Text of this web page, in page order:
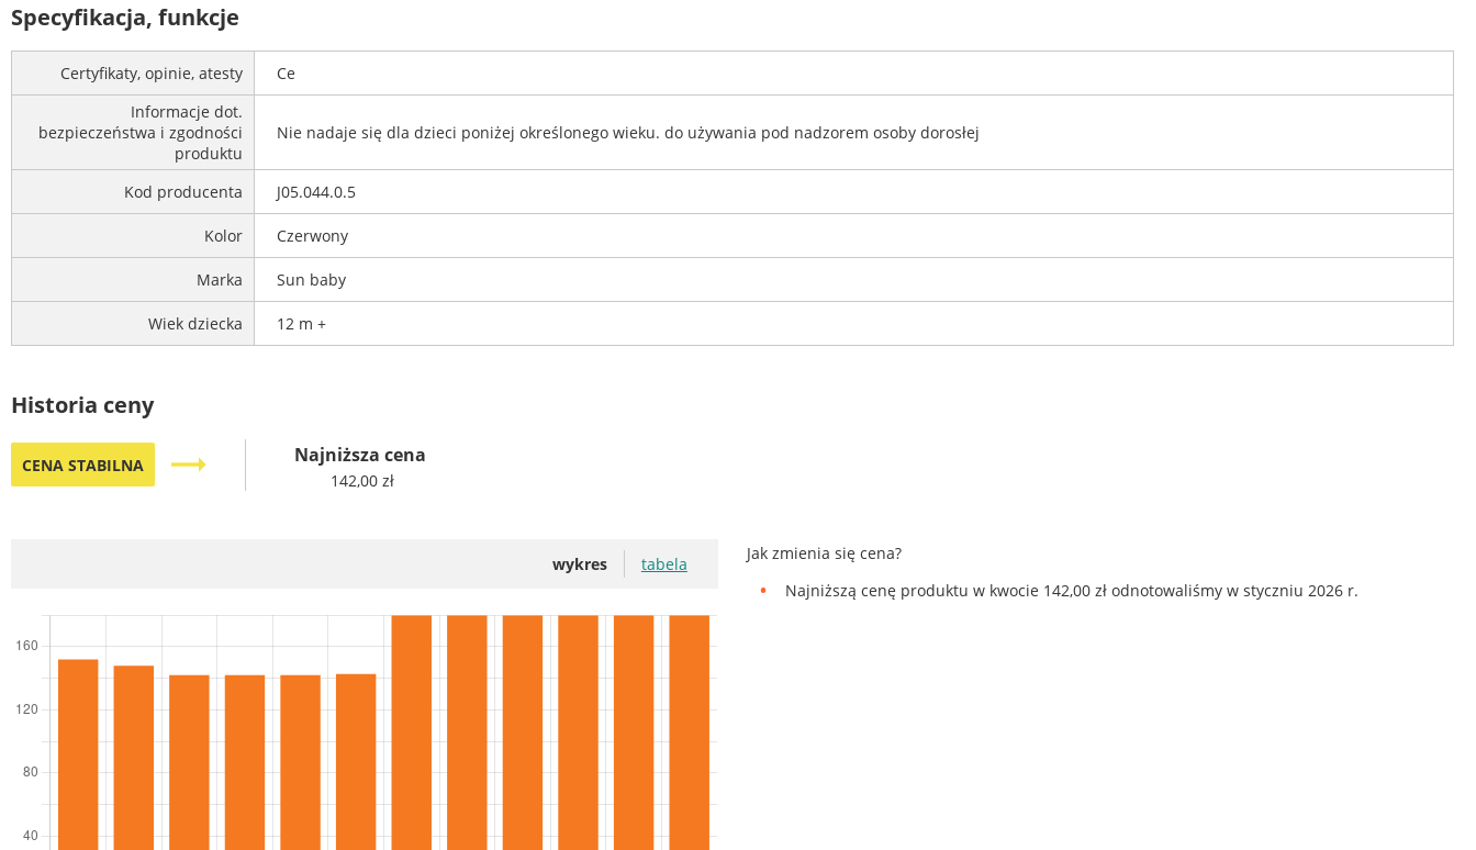
Specyfikacja, funkcje
Certyfikaty, opinie, atesty
Ce
Informacje dot.
bezpieczeństwa i zgodności
produktu
Nie nadaje się dla dzieci poniżej określonego wieku. do używania pod nadzorem osoby dorosłej
Kod producenta J05.044.0.5
Kolor Czerwony
Marka Sun baby
Wiek dziecka 12 m +
Historia ceny
CENA STABILNA trending_flat Najniższa cena
142,00 zł
wykres tabela
Jak zmienia się cena?
Najniższą cenę produktu w kwocie 142,00 zł odnotowaliśmy w styczniu 2026 r.